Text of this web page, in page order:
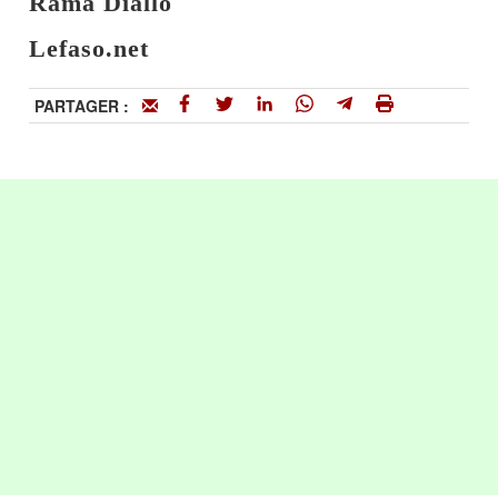
Lefaso.net
PARTAGER :